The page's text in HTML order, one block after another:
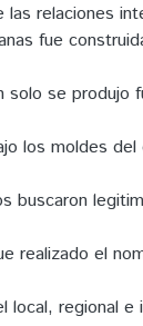
relaciones
fue
solo se produjo
los moldes
buscaron
realizado el
local, regional e